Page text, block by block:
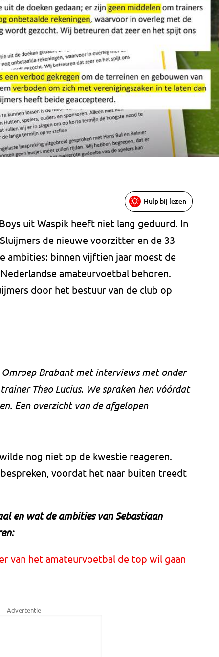
Hulp bij lezen
uit Waspik heeft niet lang geduurd. In
de nieuwe voorzitter en de 33-
ambities: binnen vijftien jaar moest de
amateurvoetbal behoren.
door het bestuur van de club op
Brabant met interviews met onder
Theo Lucius. We spraken hen vóórdat
Een overzicht van de afgelopen
nog niet op de kwestie reageren.
voordat het naar buiten treedt
en wat de ambities van Sebastiaan
van het amateurvoetbal de top wil gaan
Advertentie